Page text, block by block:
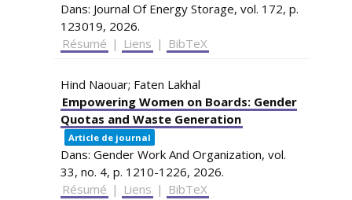
Dans: Journal Of Energy Storage, vol. 172, p.
123019, 2026.
Résumé | Liens | BibTeX
Hind Naouar; Faten Lakhal
Empowering Women on Boards: Gender
Quotas and Waste Generation
Article de journal
Dans: Gender Work And Organization, vol.
33, no. 4, p. 1210-1226, 2026.
Résumé | Liens | BibTeX